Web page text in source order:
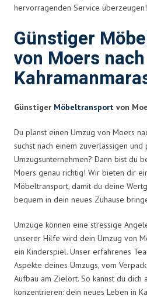
hervorragenden Service überzeugen!
Günstiger
von Moers nach
Günstiger Möbeltransport von
Du planst einen Umzug von Moers
suchst nach einem zuverlässigen und
Umzugsunternehmen? Dann bist du
Moers genau richtig! Wir bieten dir
Möbeltransport, damit du deine
bequem in dein neues Zuhause
Umzüge können eine stressige
unserer Hilfe wird dein Umzug von
ein Kinderspiel. Unser erfahrenes
Aspekte deines Umzugs, vom
Aufbau am Zielort. So kannst du dich
konzentrieren: dein neues Leben in